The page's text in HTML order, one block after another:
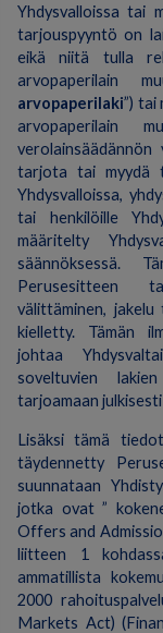
Yhdysvalloissa tai
tarjouspyyntö on
eikä niitä tulla
arvopaperilain
arvopaperilaki”) tai
arvopaperilain
tarjota tai myydä
Yhdysvalloissa,
tai henkilöille
määritelty
säännöksessä.
Perusesitteen
välittäminen,
kielletty. Tämän
johtaa
soveltuvien
tarjoamaan
Lisäksi tämä
täydennetty
suunnataan
jotka ovat ”
Offers and
liitteen 1
ammatillista
2000
Markets Act)